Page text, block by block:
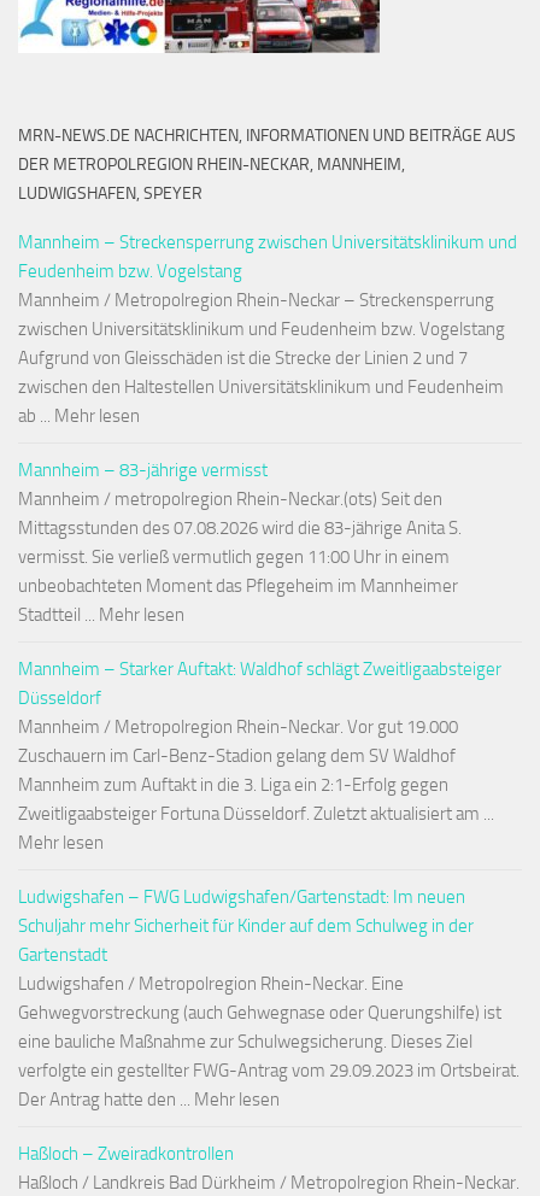
MRN-NEWS.DE NACHRICHTEN, INFORMATIONEN UND BEITRÄGE AUS
DER METROPOLREGION RHEIN-NECKAR, MANNHEIM,
LUDWIGSHAFEN, SPEYER
Mannheim – Streckensperrung zwischen Universitätsklinikum und
Feudenheim bzw. Vogelstang
Mannheim / Metropolregion Rhein-Neckar – Streckensperrung
zwischen Universitätsklinikum und Feudenheim bzw. Vogelstang
Aufgrund von Gleisschäden ist die Strecke der Linien 2 und 7
zwischen den Haltestellen Universitätsklinikum und Feudenheim
ab ... Mehr lesen
Mannheim – 83-jährige vermisst
Mannheim / metropolregion Rhein-Neckar.(ots) Seit den
Mittagsstunden des 07.08.2026 wird die 83-jährige Anita S.
vermisst. Sie verließ vermutlich gegen 11:00 Uhr in einem
unbeobachteten Moment das Pflegeheim im Mannheimer
Stadtteil ... Mehr lesen
Mannheim – Starker Auftakt: Waldhof schlägt Zweitligaabsteiger
Düsseldorf
Mannheim / Metropolregion Rhein-Neckar. Vor gut 19.000
Zuschauern im Carl-Benz-Stadion gelang dem SV Waldhof
Mannheim zum Auftakt in die 3. Liga ein 2:1-Erfolg gegen
Zweitligaabsteiger Fortuna Düsseldorf. Zuletzt aktualisiert am ...
Mehr lesen
Ludwigshafen – FWG Ludwigshafen/Gartenstadt: Im neuen
Schuljahr mehr Sicherheit für Kinder auf dem Schulweg in der
Gartenstadt
Ludwigshafen / Metropolregion Rhein-Neckar. Eine
Gehwegvorstreckung (auch Gehwegnase oder Querungshilfe) ist
eine bauliche Maßnahme zur Schulwegsicherung. Dieses Ziel
verfolgte ein gestellter FWG-Antrag vom 29.09.2023 im Ortsbeirat.
Der Antrag hatte den ... Mehr lesen
Haßloch – Zweiradkontrollen
Haßloch / Landkreis Bad Dürkheim / Metropolregion Rhein-Neckar.